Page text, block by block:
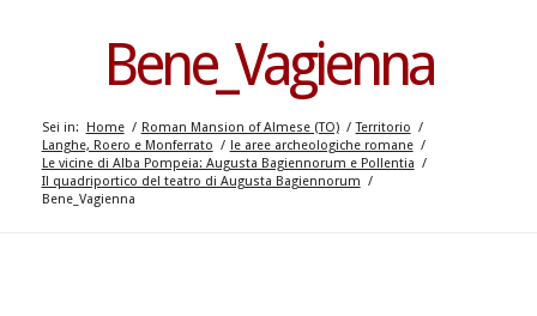
Bene_Vagienna
Sei in: Home / Roman Mansion of Almese (TO) / Territorio /
Langhe, Roero e Monferrato / le aree archeologiche romane /
Le vicine di Alba Pompeia: Augusta Bagiennorum e Pollentia /
Il quadriportico del teatro di Augusta Bagiennorum /
Bene_Vagienna